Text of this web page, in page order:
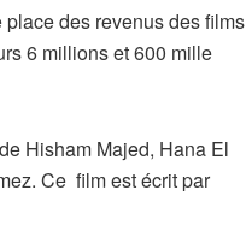
des revenus des films
6 millions et 600 mille
Hisham Majed, Hana El
Ce film est écrit par